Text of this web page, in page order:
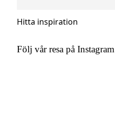
Hitta inspiration
Följ vår resa på Instagram